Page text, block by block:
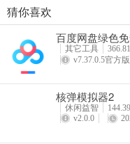
去拍红叶穿什么衣服合
如果你打算去拍红叶，却
啦！它虽不是直接提供穿
聚海量专业摄影师与爱好
景下拍摄红叶的穿搭灵感
能让你快速找到适合拍照
容进行人工审核，设有侵
去拍app
详情
去拍
详情
猜你喜欢
百度网盘绿色
其它工具
v7.37.0.5官方版
核弹模拟器2
休闲益智
v2.0.0